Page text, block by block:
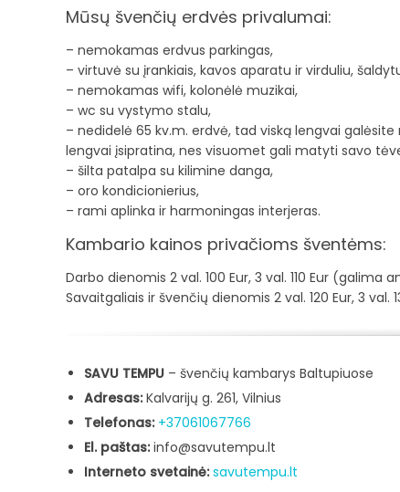
Mūsų švenčių erdvės privalumai:
– nemokamas erdvus parkingas,
– virtuvė su įrankiais, kavos aparatu ir virduliu,
– nemokamas wifi, kolonėlė muzikai,
– wc su vystymo stalu,
– nedidelė 65 kv.m. erdvė, tad viską lengvai
lengvai įsipratina, nes visuomet gali matyti savo
– šilta patalpa su kilimine danga,
– oro kondicionierius,
– rami aplinka ir harmoningas interjeras.
Kambario kainos privačioms šventėms:
Darbo dienomis 2 val. 100 Eur, 3 val. 110 Eur (galima
Savaitgaliais ir švenčių dienomis 2 val. 120 Eur, 3
SAVU TEMPU – švenčių kambarys Baltupiuose
Adresas:Kalvarijų g. 261, Vilnius
Telefonas: +37061067766
El. paštas:info@savutempu.lt
Interneto svetainė: savutempu.lt